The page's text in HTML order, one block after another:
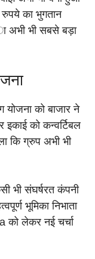
रुपये का भुगतान
अभी भी सबसे बड़ा
को बाजार ने
को कन्वर्टिबल
कि ग्रुप अभी भी
भी संघर्षरत कंपनी
भूमिका निभाता
को लेकर नई चर्चा